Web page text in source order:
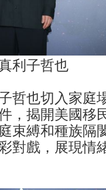
利子哲也
哲也切入家庭
，揭開美國移
束縛和種族隔
對戲，展現情